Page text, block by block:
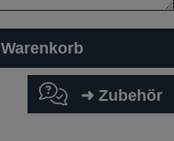
➜ Zubehör